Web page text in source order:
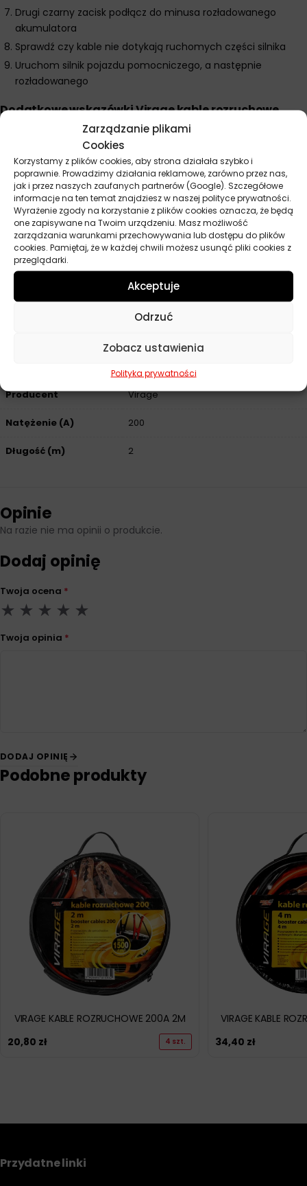
Zarządzanie plikami
Cookies
Korzystamy z plików cookies, aby strona działała szybko i
poprawnie. Prowadzimy działania reklamowe, zarówno przez nas,
jak i przez naszych zaufanych partnerów (Google). Szczegółowe
informacje na ten temat znajdziesz w naszej polityce prywatności.
Wyrażenie zgody na korzystanie z plików cookies oznacza, że będą
one zapisywane na Twoim urządzeniu. Masz możliwość
zarządzania warunkami przechowywania lub dostępu do plików
cookies. Pamiętaj, że w każdej chwili możesz usunąć pliki cookies z
przeglądarki.
Akceptuje
Odrzuć
Zobacz ustawienia
Polityka prywatności
Drugi czarny zacisk podłącz do minusa rozładowanego
akumulatora
Sprawdź czy kable nie dotykają ruchomych części silnika
Uruchom silnik pojazdu pomocniczego, a następnie
rozładowanego
Dodatkowe wskazówki Virage kable rozruchowe
200A 2M
Nie próbuj rozruchu dłużej niż 10-15 sekund – poczekaj minutę i
spróbuj ponownie, żeby nie uszkodzić rozrusznika. Zawsze
zdejmuj kable w odwrotnej kolejności niż zakładałeś, zaczynając
od minusa. Uważaj żeby zaciski się nie dotykały podczas
odłączania – mogą sypać iskry. Sprawdź stan akumulatora
pomocniczego – jeśli jest stary, może się też rozładować. W
mroźne dni pozostaw silnik pojazdu pomocniczego włączony
podczas całej procedury. Trzymaj kable w suchym miejscu i
regularnie sprawdzaj stan zacisków – korozja utrudnia przepływ
prądu.RetryClaude can make mistakes. Please double-check
responses.
Parametry techniczne
Producent Virage
Natężenie (A) 200
Długość (m) 2
Opinie
Na razie nie ma opinii o produkcie.
Dodaj opinię
Twoja ocena *
Twoja opinia *
DODAJ OPINIĘ
Podobne produkty
VIRAGE KABLE ROZRUCHOWE 200A 2M
20,80 zł 4 szt.
VIRAGE KABLE
34,40 zł
Przydatne linki